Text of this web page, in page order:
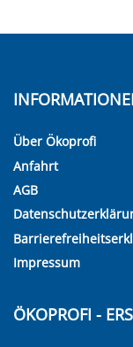
Über Ökoprofi
Anfahrt
AGB
Impressum
ÖKOPROFI -